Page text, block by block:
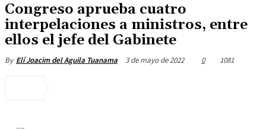
Congreso aprueba cuatro
interpelaciones a ministros, entre
ellos el jefe del Gabinete
By Elí Joacim del Aguila Tuanama 3 de mayo de 2022 0 1081